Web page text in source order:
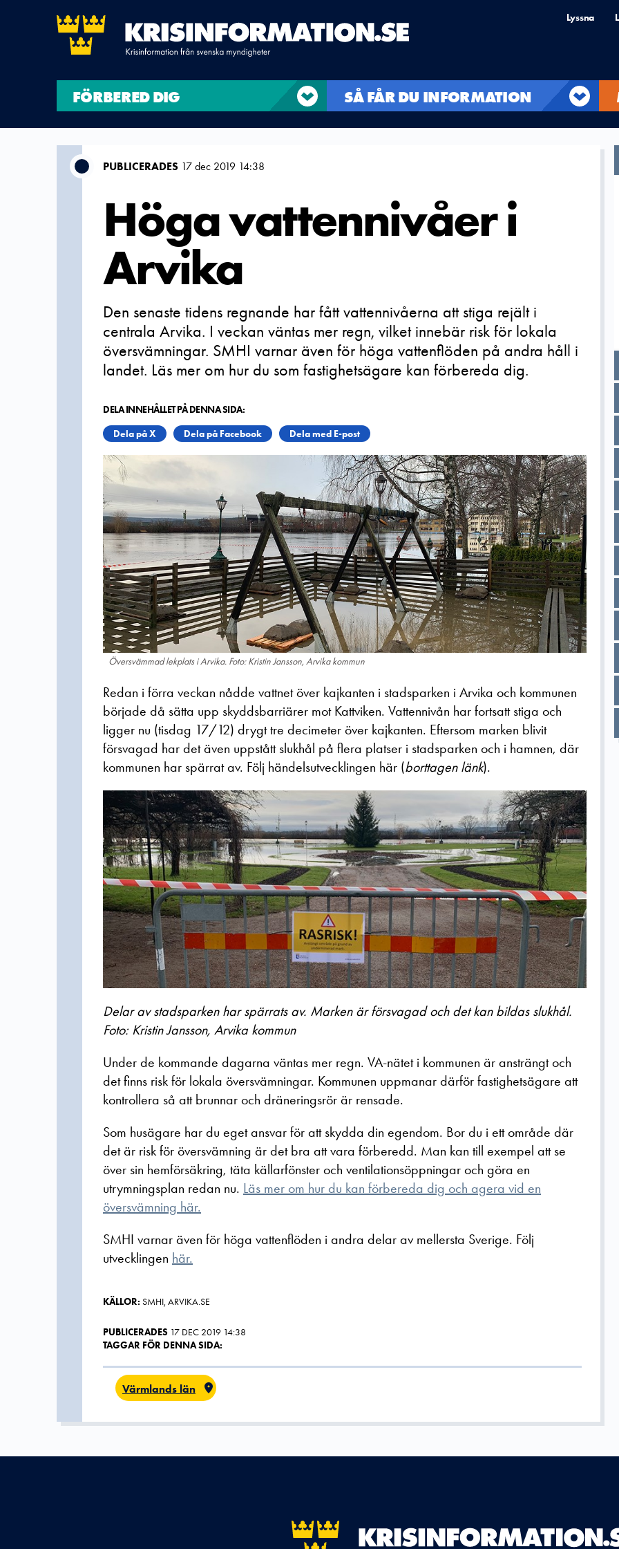
Lyssna
FÖRBERED DIG SÅ FÅR DU INFORMATION
PUBLICERADES 17 dec 2019 14:38
Höga vattennivåer i
Arvika
Den senaste tidens regnande har fått vattennivåerna att stiga rejält i
centrala Arvika. I veckan väntas mer regn, vilket innebär risk för lokala
översvämningar. SMHI varnar även för höga vattenflöden på andra håll i
landet. Läs mer om hur du som fastighetsägare kan förbereda dig.
DELA INNEHÅLLET PÅ DENNA SIDA:
Dela på X
Dela på Facebook Dela med E-post
Översvämmad lekplats i Arvika. Foto: Kristin Jansson, Arvika kommun
Redan i förra veckan nådde vattnet över kajkanten i stadsparken i Arvika och kommunen
började då sätta upp skyddsbarriärer mot Kattviken. Vattennivån har fortsatt stiga och
ligger nu (tisdag 17/12) drygt tre decimeter över kajkanten. Eftersom marken blivit
försvagad har det även uppstått slukhål på flera platser i stadsparken och i hamnen, där
kommunen har spärrat av. Följ händelsutvecklingen här (borttagen länk).
Delar av stadsparken har spärrats av. Marken är försvagad och det kan bildas slukhål.
Foto: Kristin Jansson, Arvika kommun
Under de kommande dagarna väntas mer regn. VA-nätet i kommunen är ansträngt och
det finns risk för lokala översvämningar. Kommunen uppmanar därför fastighetsägare att
kontrollera så att brunnar och dräneringsrör är rensade.
Som husägare har du eget ansvar för att skydda din egendom. Bor du i ett område där
det är risk för översvämning är det bra att vara förberedd. Man kan till exempel att se
över sin hemförsäkring, täta källarfönster och ventilationsöppningar och göra en
utrymningsplan redan nu. Läs mer om hur du kan förbereda dig och agera vid en
översvämning här.
SMHI varnar även för höga vattenflöden i andra delar av mellersta Sverige. Följ
utvecklingen här.
KÄLLOR: SMHI, ARVIKA.SE
PUBLICERADES 17 DEC 2019 14:38
TAGGAR FÖR DENNA SIDA:
Värmlands län